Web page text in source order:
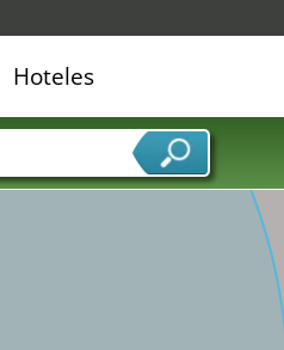
Hoteles
de servicios